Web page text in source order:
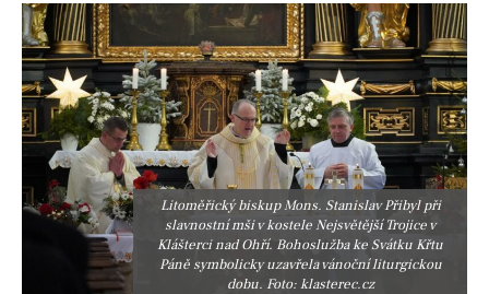
Litoměřický biskup Mons. Stanislav Přibyl při
slavnostní mši v kostele Nejsvětější Trojice v
Klášterci nad Ohří. Bohoslužba ke Svátku Křtu
Páně symbolicky uzavřela vánoční liturgickou
dobu. Foto: klasterec.cz